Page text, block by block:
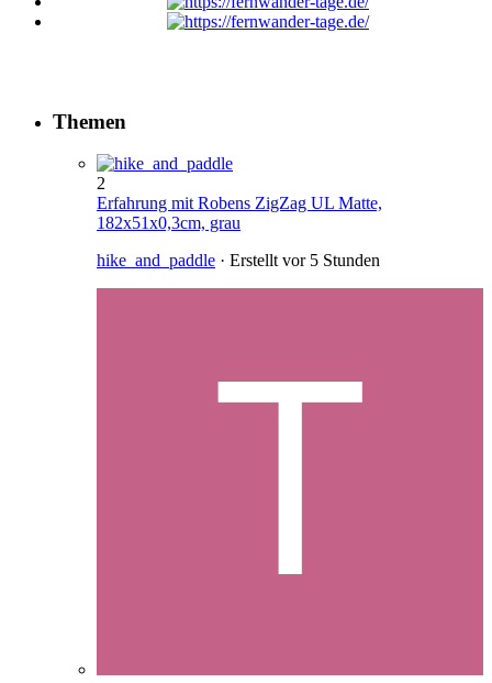
Themen
2
Erfahrung mit Robens ZigZag UL Matte,
182x51x0,3cm, grau
hike_and_paddle · Erstelltvor 5 Stunden